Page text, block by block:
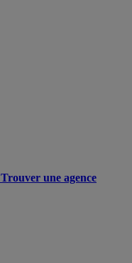
Trouver une agence